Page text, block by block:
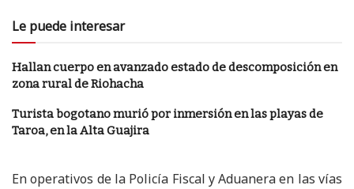
Le puede interesar
Hallan cuerpo en avanzado estado de descomposición en
zona rural de Riohacha
Turista bogotano murió por inmersión en las playas de
Taroa, en la Alta Guajira
En operativos de la Policía Fiscal y Aduanera en las vías